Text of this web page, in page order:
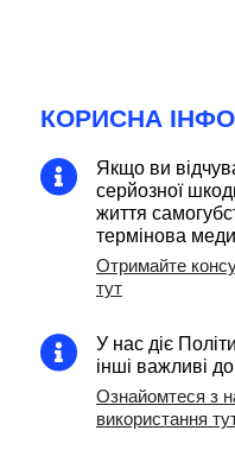
КОРИСНА

Якщо ви
серйозної
життя
термінова
Отримайте
тут

У нас діє
інші важливі
Ознайомтеся з
використання